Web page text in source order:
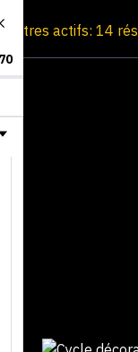
Filtres actifs: 14